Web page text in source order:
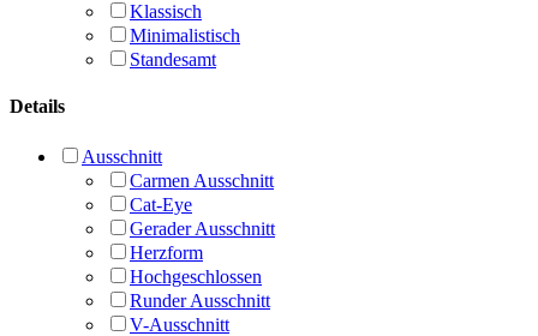
Klassisch
Minimalistisch
Standesamt
Details
Ausschnitt
Carmen Ausschnitt
Cat-Eye
Gerader Ausschnitt
Herzform
Hochgeschlossen
Runder Ausschnitt
V-Ausschnitt